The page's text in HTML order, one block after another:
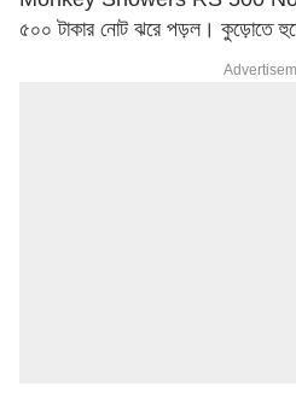
৫০০ টাকার নোট ঝরে পড়ল। কুড়োতে